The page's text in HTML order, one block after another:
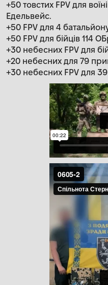
+50 товстих FPV для
Едельвейс.
+50 FPV для 4
+50 FPV для бійців 114
+30 небесних FPV для
+20 небесних для 79
+30 небесних FPV для